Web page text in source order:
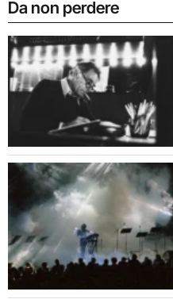
Da non perdere